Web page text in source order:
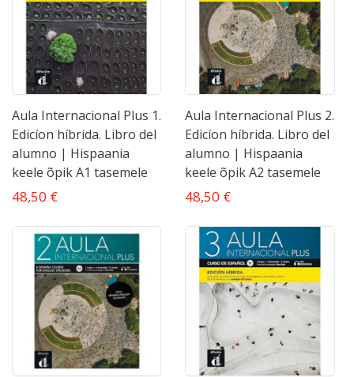
Aula Internacional Plus 1.
Edicíon híbrida. Libro del
alumno | Hispaania
keele õpik A1 tasemele
48,50 €
Aula Internacional Plus 2.
Edicíon híbrida. Libro del
alumno | Hispaania
keele õpik A2 tasemele
48,50 €